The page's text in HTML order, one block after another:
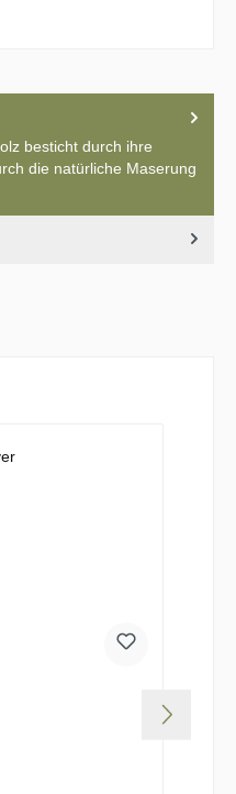
besticht durch ihre
die natürliche Maserung
von 5 von 5 Sternen